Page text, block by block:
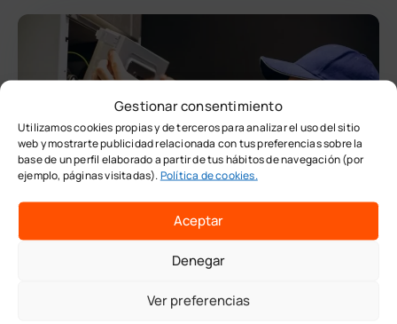
Gestionar consentimiento
Utilizamos cookies propias y de terceros para analizar el uso del sitio
web y mostrarte publicidad relacionada con tus preferencias sobre la
base de un perfil elaborado a partir de tus hábitos de navegación (por
ejemplo, páginas visitadas). Política de cookies.
Aceptar
Denegar
Ver preferencias
Curso Curso de Instalador de Gas Tipo B en
y